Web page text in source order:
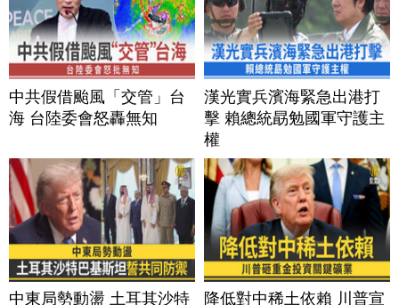
中共假借颱風「交管」台
海 台陸委會怒轟無知
漢光實兵濱海緊急出港打
擊 賴總統勗勉國軍守護主
權
中東局勢動盪 土耳其沙特
降低對中稀土依賴 川普宣